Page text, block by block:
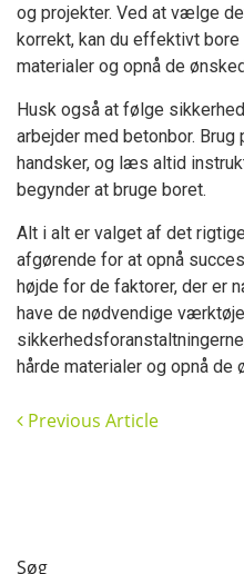
og projekter. Ved at vælge
korrekt, kan du effektivt bore
materialer og opnå de
Husk også at følge
arbejder med betonbor.
handsker, og læs altid
begynder at bruge boret.
Alt i alt er valget af det
afgørende for at opnå
højde for de faktorer, der er
have de nødvendige
hårde materialer og opnå de
Previous Article
Søg